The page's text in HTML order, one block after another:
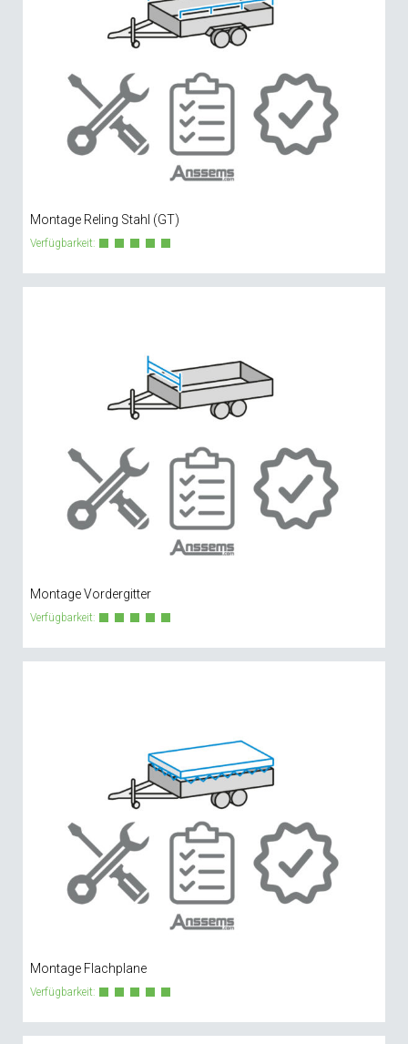
Montage Reling Stahl (GT)
Verfügbarkeit:
Montage Vordergitter
Verfügbarkeit:
Montage Flachplane
Verfügbarkeit: